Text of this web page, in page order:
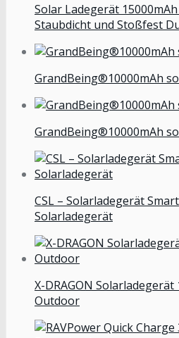
Solar Ladegerät
Staubdicht und Stoßfest
GrandBeing®10000mAh
GrandBeing®10000mAh
CSL – Solarladegerät
Solarladegerät
X-DRAGON Solarladegerät
Outdoor